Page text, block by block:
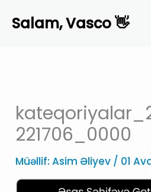
Salam, Vasco 👋
221706_0000
Müəllif:Asim Əliyev / 01